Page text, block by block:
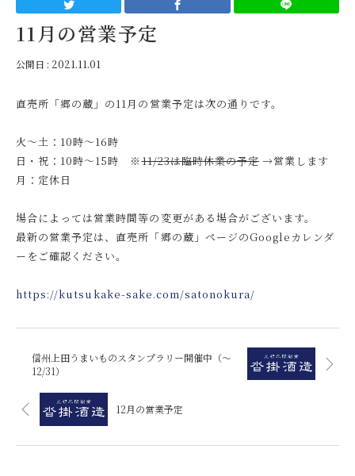
11月の営業予定
公開日 : 2021.11.01
直売所「郷の蔵」の11月の営業予定は次の通りです。
火～土：10時～16時
日・祝：10時～15時 ※11/23は臨時休業の予定 →営業します
月：定休日
場合によっては営業時間等の変更がある場合がございます。
最新の営業予定は、直売所「郷の蔵」ページのGoogleカレンダ
ーをご確認ください。
https://kutsukake-sake.com/satonokura/
信州上田うまいものスタンプラリー開催中（～
12/31）
12月の営業予定